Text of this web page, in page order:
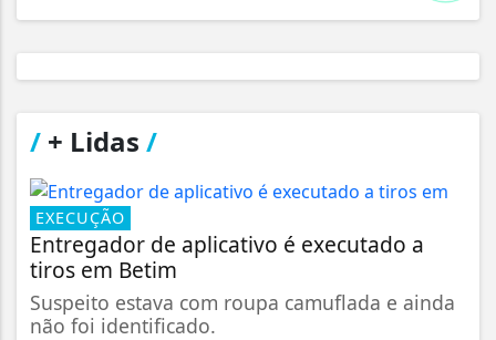
/ + Lidas /
EXECUÇÃO
Entregador de aplicativo é executado a
tiros em Betim
Suspeito estava com roupa camuflada e ainda
não foi identificado.